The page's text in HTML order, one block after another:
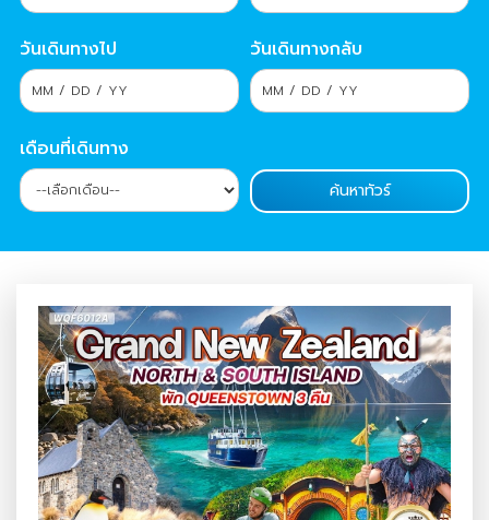
วันเดินทางไป วันเดินทางกลับ
เดือนที่เดินทาง